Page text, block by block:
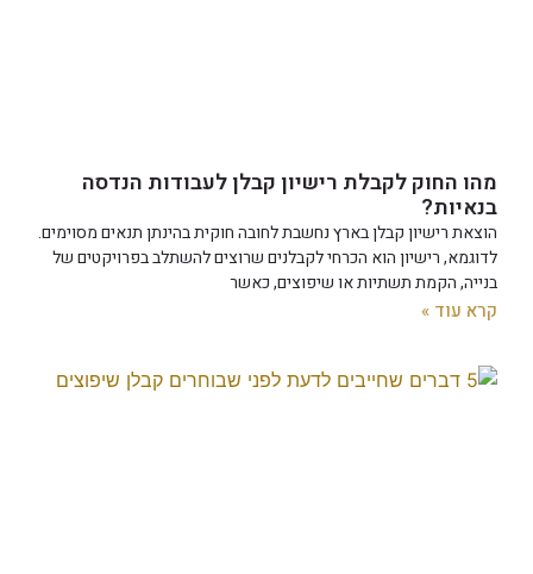
מהו החוק לקבלת רישיון קבלן לעבודות הנדסה
בנאיות?
הוצאת רישיון קבלן בארץ נחשבת לחובה חוקית בהינתן תנאים מסוימים.
לדוגמא, רישיון הוא הכרחי לקבלנים שרוצים להשתלב בפרויקטים של
בנייה, הקמת תשתיות או שיפוצים, כאשר
קרא עוד »